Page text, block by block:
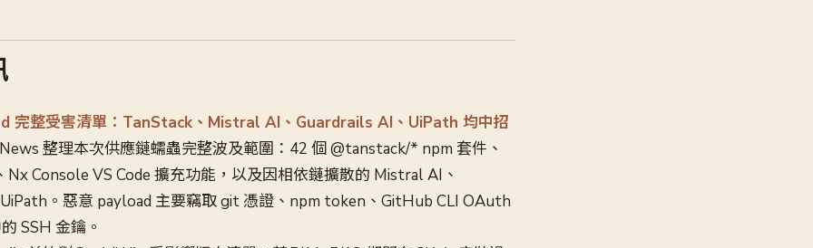
完整受害清單：TanStack、Mistral AI、Guardrails AI、UiPath 均中招
整理本次供應鏈蠕蟲完整波及範圍：42 個 @tanstack/* npm 套件、
Nx Console VS Code 擴充功能，以及因相依鏈擴散的 Mistral AI、
。惡意 payload 主要竊取 git 憑證、npm token、GitHub CLI OAuth
SSH 金鑰。